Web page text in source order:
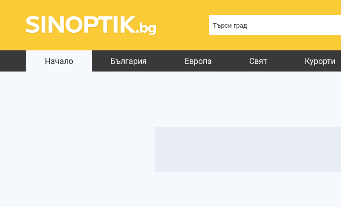
Начало България Европа Свят Курорти